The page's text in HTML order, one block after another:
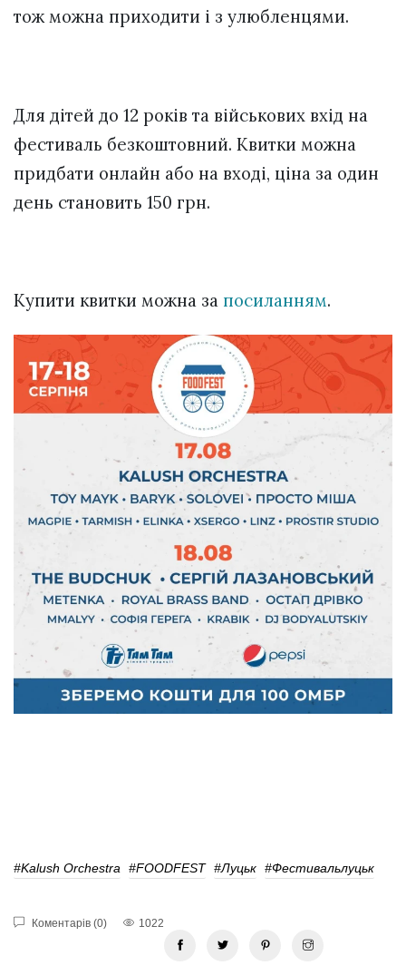
тож можна приходити і з улюбленцями.
Для дітей до 12 років та військових вхід на
фестиваль безкоштовний. Квитки можна
придбати онлайн або на вході, ціна за один
день становить 150 грн.
Купити квитки можна за посиланням.
#Kalush Orchestra #FOODFEST #Луцьк #Фестивальлуцьк
Коментарів (0) 1022